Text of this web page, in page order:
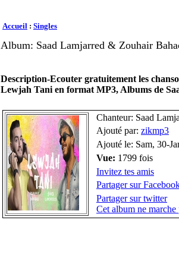
Accueil : Singles
Album: Saad Lamjarred & Zouhair
Description-Ecouter gratuitement les
Lewjah Tani en format MP3, Albums de
Chanteur: Saad
Ajouté par: zikmp3
Ajouté le: Sam, 30-
Vue: 1799 fois
Invitez tes amis
Partager sur
Partager sur twitter
Cet album ne marche